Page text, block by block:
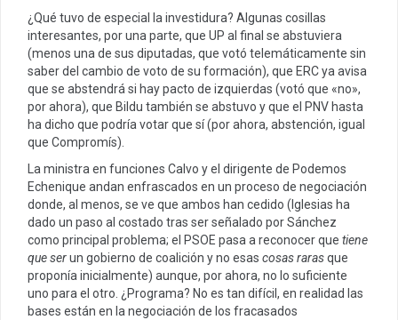
¿Qué tuvo de especial la investidura? Algunas cosillas
interesantes, por una parte, que UP al final se abstuviera
(menos una de sus diputadas, que votó telemáticamente sin
saber del cambio de voto de su formación), que ERC ya avisa
que se abstendrá si hay pacto de izquierdas (votó que «no»,
por ahora), que Bildu también se abstuvo y que el PNV hasta
ha dicho que podría votar que sí (por ahora, abstención, igual
que Compromís).
La ministra en funciones Calvo y el dirigente de Podemos
Echenique andan enfrascados en un proceso de negociación
donde, al menos, se ve que ambos han cedido (Iglesias ha
dado un paso al costado tras ser señalado por Sánchez
como principal problema; el PSOE pasa a reconocer que tiene
que serun gobierno de coalición y no esas cosas rarasque
proponía inicialmente) aunque, por ahora, no lo suficiente
uno para el otro. ¿Programa? No es tan difícil, en realidad las
bases están en la negociación de los fracasados